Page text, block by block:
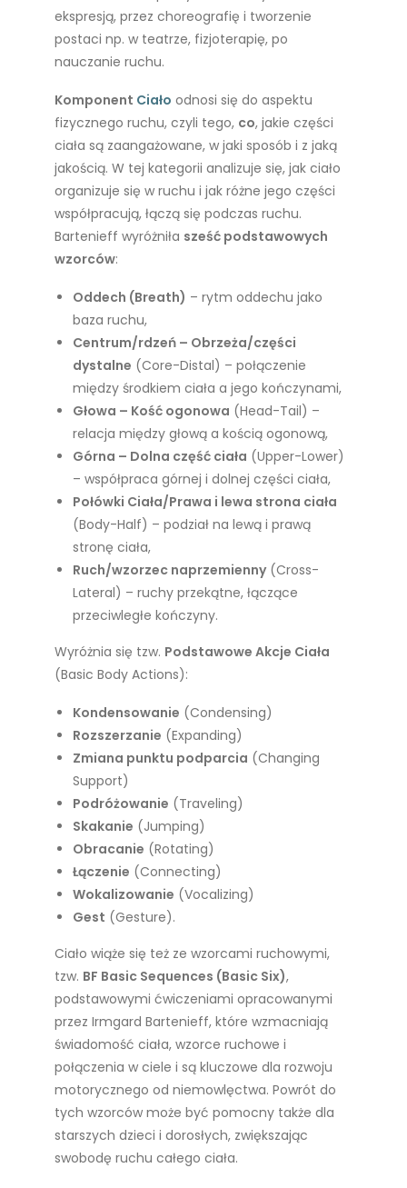
ekspresją, przez choreografię i tworzenie
postaci np. w teatrze, fizjoterapię, po
nauczanie ruchu.
Komponent Ciało odnosi się do aspektu
fizycznego ruchu, czyli tego, co, jakie części
ciała są zaangażowane, w jaki sposób i z jaką
jakością. W tej kategorii analizuje się, jak ciało
organizuje się w ruchu i jak różne jego części
współpracują, łączą się podczas ruchu.
Bartenieff wyróżniła sześć podstawowych
wzorców:
Oddech (Breath) – rytm oddechu jako
baza ruchu,
Centrum/rdzeń – Obrzeża/części
dystalne (Core-Distal) – połączenie
między środkiem ciała a jego kończynami,
Głowa – Kość ogonowa (Head-Tail) –
relacja między głową a kością ogonową,
Górna – Dolna część ciała (Upper-Lower)
– współpraca górnej i dolnej części ciała,
Połówki Ciała/Prawa i lewa strona ciała
(Body-Half) – podział na lewą i prawą
stronę ciała,
Ruch/wzorzec naprzemienny(Cross-
Lateral) – ruchy przekątne, łączące
przeciwległe kończyny.
Wyróżnia się tzw. Podstawowe Akcje Ciała
(Basic Body Actions):
Kondensowanie (Condensing)
Rozszerzanie (Expanding)
Zmiana punktu podparcia (Changing
Support)
Podróżowanie (Traveling)
Skakanie (Jumping)
Obracanie (Rotating)
Łączenie (Connecting)
Wokalizowanie (Vocalizing)
Gest (Gesture).
Ciało wiąże się też ze wzorcami ruchowymi,
tzw. BF Basic Sequences (Basic Six),
podstawowymi ćwiczeniami opracowanymi
przez Irmgard Bartenieff, które wzmacniają
świadomość ciała, wzorce ruchowe i
połączenia w ciele i są kluczowe dla rozwoju
motorycznego od niemowlęctwa. Powrót do
tych wzorców może być pomocny także dla
starszych dzieci i dorosłych, zwiększając
swobodę ruchu całego ciała.